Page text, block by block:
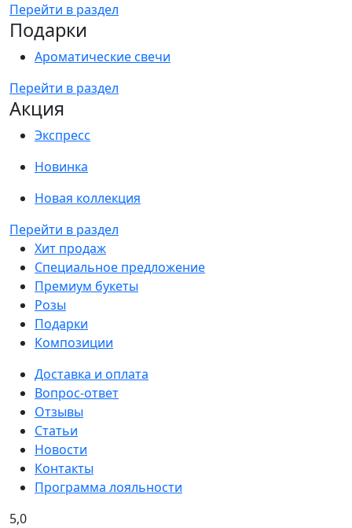
Перейти в раздел
Подарки
Ароматические свечи
Перейти в раздел
Акция
Экспресс
Новинка
Новая коллекция
Перейти в раздел
Хит продаж
Специальное предложение
Премиум букеты
Розы
Подарки
Композиции
Доставка и оплата
Вопрос-ответ
Отзывы
Статьи
Новости
Контакты
Программа лояльности
5,0